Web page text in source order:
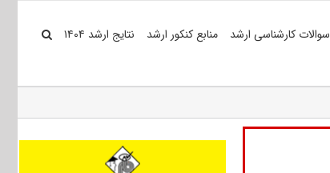
سوالات کارشناسی ارشد منابع کنکور ارشد نتایج ارشد ۱۴۰۴